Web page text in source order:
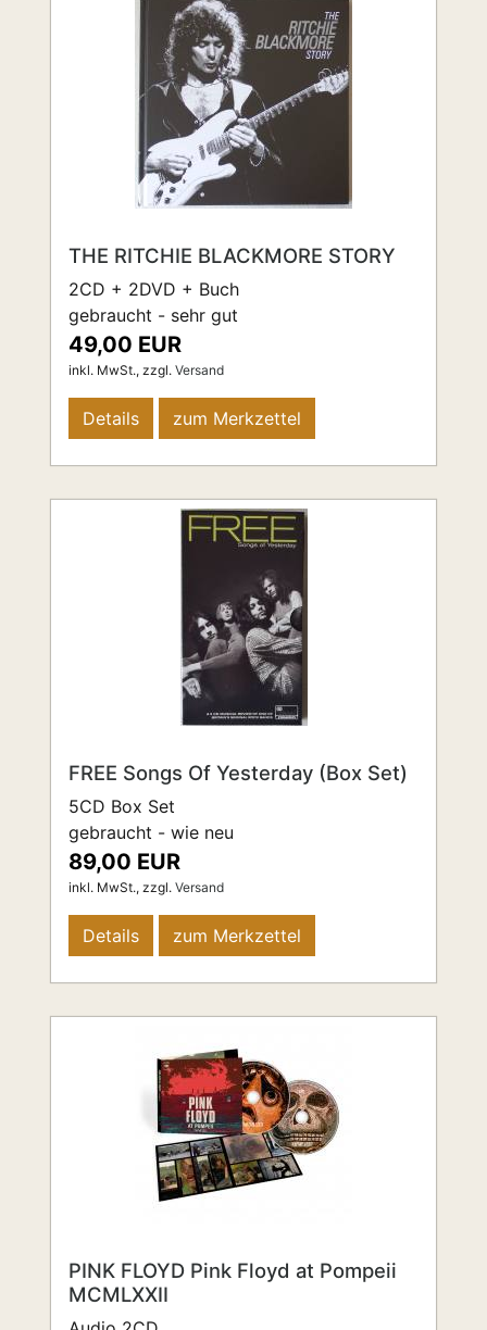
THE RITCHIE BLACKMORE STORY
2CD + 2DVD + Buch
gebraucht - sehr gut
49,00 EUR
inkl. MwSt., zzgl. Versand
Details zum Merkzettel
FREE Songs Of Yesterday (Box Set)
5CD Box Set
gebraucht - wie neu
89,00 EUR
inkl. MwSt., zzgl. Versand
Details zum Merkzettel
PINK FLOYD Pink Floyd at Pompeii
MCMLXXII